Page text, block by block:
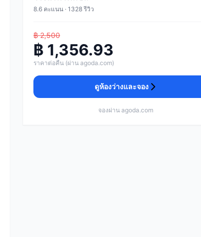
8.6 คะแนน · 1328 รีวิว
฿ 2,500
฿ 1,356.93
ราคาต่อคืน (ผ่าน agoda.com)
ดูห้องว่างและจอง
จองผ่าน agoda.com